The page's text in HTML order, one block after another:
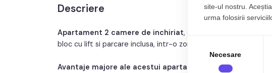
Nr. balcoane: 1
Nr. parcari:
Descriere
Apartament 2 camere de inchiriat, decomandat, 47 mp,
bloc cu lift si parcare inclusa, intr-o zona foarte cautata.
Avantaje majore ale acestui apartament:
site-ul nostru.
urma folosirii
Necesare